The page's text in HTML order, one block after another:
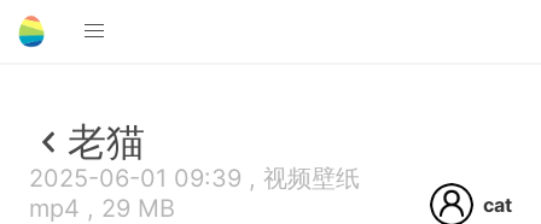
老猫
2025-06-01 09:39 , 视频壁纸
mp4 , 29 MB
cat